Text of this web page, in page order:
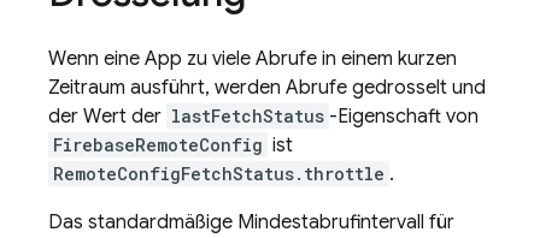
Wenn eine App zu viele Abrufe in einem kurzen
Zeitraum ausführt, werden Abrufe gedrosselt und
der Wert der lastFetchStatus -Eigenschaft von
FirebaseRemoteConfig ist
RemoteConfigFetchStatus.throttle .
Das standardmäßige Mindestabrufintervall für